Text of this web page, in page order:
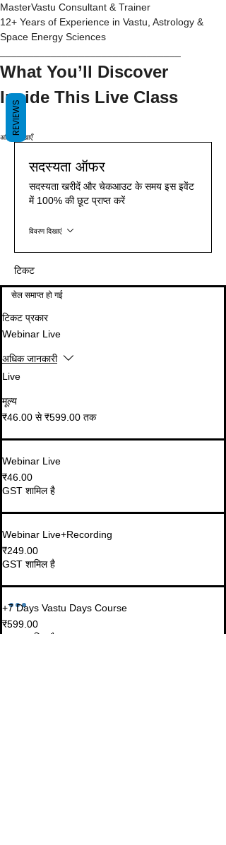
MasterVastu Consultant & Trainer
12+ Years of Experience in Vastu, Astrology &
Space Energy Sciences
What You’ll Discover
Inside This Live Class
अधिक दिखाएँ
सदस्यता ऑफर
सदस्यता खरीदें और चेकआउट के समय इस इवेंट
में 100% की छूट प्राप्त करें
विवरण दिखाएं
टिकट
सेल समाप्त हो गई
टिकट प्रकार
Webinar Live
अधिक जानकारी
Live
मूल्य
₹46.00 से ₹599.00 तक
Webinar Live
₹46.00
GST शामिल है
Webinar Live+Recording
₹249.00
GST शामिल है
+7 Days Vastu Days Course
₹599.00
GST शामिल है
REVIEWS